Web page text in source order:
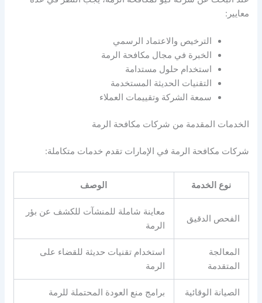
معايير:
الترخيص والاعتماد الرسمي
الخبرة في مجال مكافحة الرمة
استخدام حلول مستدامة
التقنيات الحديثة المستخدمة
سمعة الشركة وتقييمات العملاء
الخدمات المقدمة من شركات مكافحة الرمة
شركات مكافحة الرمة في الإمارات تقدم خدمات متكاملة:
نوع الخدمة الوصف
الفحص الدقيق
معاينة شاملة للمنشآت للكشف عن بؤر
الرمة
المعالجة
المتقدمة
استخدام تقنيات حديثة للقضاء على
الرمة
الصيانة الوقائية برامج منع العودة المحتملة للرمة